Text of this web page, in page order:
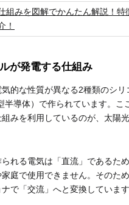
組みを図解でかんたん解説！特
！
が発電する仕組み
的な性質が異なる2種類のシリ
半導体）で作られています。こ
みを利用しているのが、太陽
れる電気は「直流」であるた
家庭で使用できません。そのた
で「交流」へと変換しています